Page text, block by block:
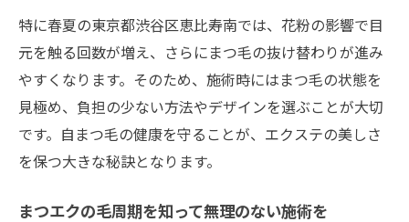
特に春夏の東京都渋谷区恵比寿南では、花粉の影響で目
元を触る回数が増え、さらにまつ毛の抜け替わりが進み
やすくなります。そのため、施術時にはまつ毛の状態を
見極め、負担の少ない方法やデザインを選ぶことが大切
です。自まつ毛の健康を守ることが、エクステの美しさ
を保つ大きな秘訣となります。
まつエクの毛周期を知って無理のない施術を